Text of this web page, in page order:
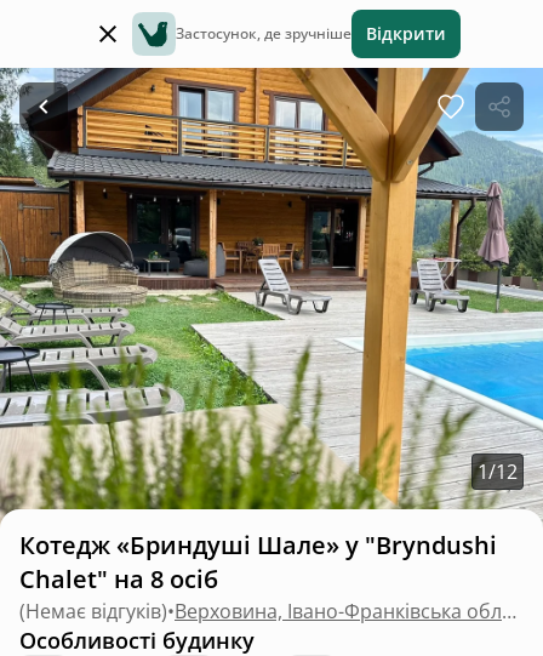
Застосунок, де зручніше Відкрити
1/12
Котедж «Бриндуші Шале» у "Bryndushi
Chalet" на 8 осіб
(Немає відгуків)• Верховина, Івано-Франківська область
Особливості будинку